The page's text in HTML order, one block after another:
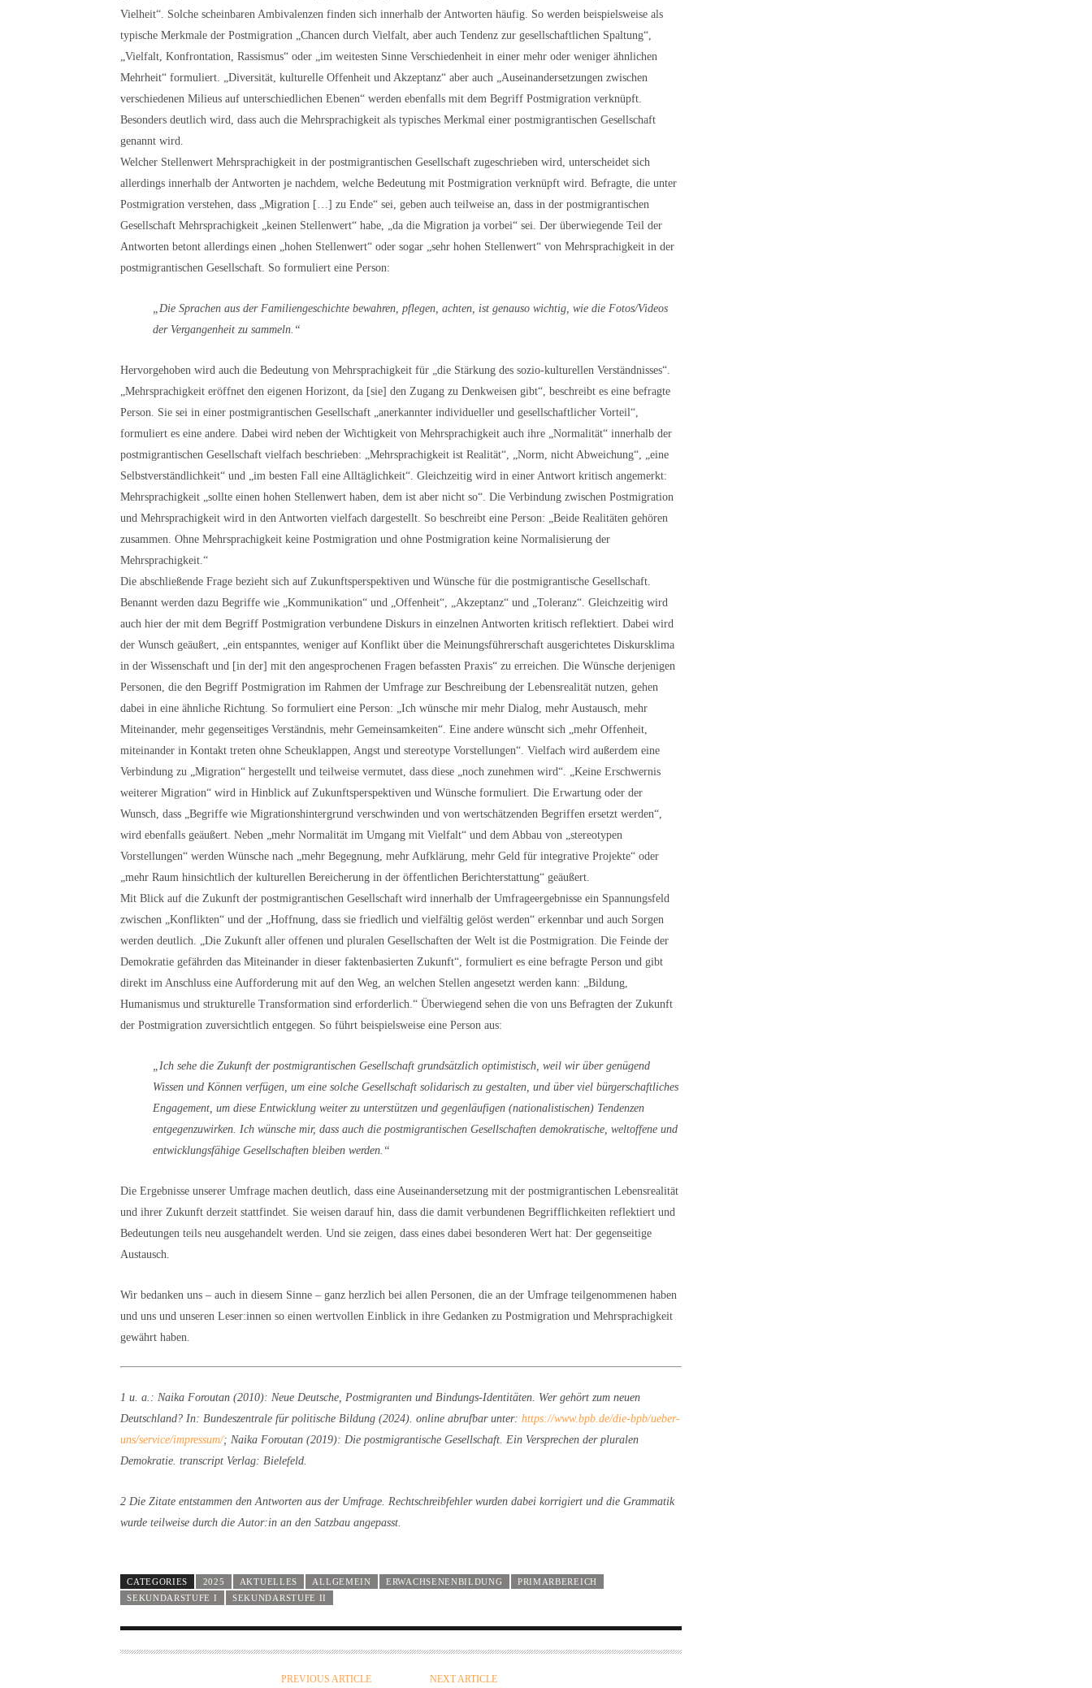
Vielheit“. Solche scheinbaren Ambivalenzen finden sich innerhalb der Antworten häufig. So werden beispielsweise als
typische Merkmale der Postmigration „Chancen durch Vielfalt, aber auch Tendenz zur gesellschaftlichen Spaltung“,
„Vielfalt, Konfrontation, Rassismus“ oder „im weitesten Sinne Verschiedenheit in einer mehr oder weniger ähnlichen
Mehrheit“ formuliert. „Diversität, kulturelle Offenheit und Akzeptanz“ aber auch „Auseinandersetzungen zwischen
verschiedenen Milieus auf unterschiedlichen Ebenen“ werden ebenfalls mit dem Begriff Postmigration verknüpft.
Besonders deutlich wird, dass auch die Mehrsprachigkeit als typisches Merkmal einer postmigrantischen Gesellschaft
genannt wird.
Welcher Stellenwert Mehrsprachigkeit in der postmigrantischen Gesellschaft zugeschrieben wird, unterscheidet sich
allerdings innerhalb der Antworten je nachdem, welche Bedeutung mit Postmigration verknüpft wird. Befragte, die unter
Postmigration verstehen, dass „Migration […] zu Ende“ sei, geben auch teilweise an, dass in der postmigrantischen
Gesellschaft Mehrsprachigkeit „keinen Stellenwert“ habe, „da die Migration ja vorbei“ sei. Der überwiegende Teil der
Antworten betont allerdings einen „hohen Stellenwert“ oder sogar „sehr hohen Stellenwert“ von Mehrsprachigkeit in der
postmigrantischen Gesellschaft. So formuliert eine Person:
„Die Sprachen aus der Familiengeschichte bewahren, pflegen, achten, ist genauso wichtig, wie die Fotos/Videos
der Vergangenheit zu sammeln.“
Hervorgehoben wird auch die Bedeutung von Mehrsprachigkeit für „die Stärkung des sozio-kulturellen Verständnisses“.
„Mehrsprachigkeit eröffnet den eigenen Horizont, da [sie] den Zugang zu Denkweisen gibt“, beschreibt es eine befragte
Person. Sie sei in einer postmigrantischen Gesellschaft „anerkannter individueller und gesellschaftlicher Vorteil“,
formuliert es eine andere. Dabei wird neben der Wichtigkeit von Mehrsprachigkeit auch ihre „Normalität“ innerhalb der
postmigrantischen Gesellschaft vielfach beschrieben: „Mehrsprachigkeit ist Realität“, „Norm, nicht Abweichung“, „eine
Selbstverständlichkeit“ und „im besten Fall eine Alltäglichkeit“. Gleichzeitig wird in einer Antwort kritisch angemerkt:
Mehrsprachigkeit „sollte einen hohen Stellenwert haben, dem ist aber nicht so“. Die Verbindung zwischen Postmigration
und Mehrsprachigkeit wird in den Antworten vielfach dargestellt. So beschreibt eine Person: „Beide Realitäten gehören
zusammen. Ohne Mehrsprachigkeit keine Postmigration und ohne Postmigration keine Normalisierung der
Mehrsprachigkeit.“
Die abschließende Frage bezieht sich auf Zukunftsperspektiven und Wünsche für die postmigrantische Gesellschaft.
Benannt werden dazu Begriffe wie „Kommunikation“ und „Offenheit“, „Akzeptanz“ und „Toleranz“. Gleichzeitig wird
auch hier der mit dem Begriff Postmigration verbundene Diskurs in einzelnen Antworten kritisch reflektiert. Dabei wird
der Wunsch geäußert, „ein entspanntes, weniger auf Konflikt über die Meinungsführerschaft ausgerichtetes Diskursklima
in der Wissenschaft und [in der] mit den angesprochenen Fragen befassten Praxis“ zu erreichen. Die Wünsche derjenigen
Personen, die den Begriff Postmigration im Rahmen der Umfrage zur Beschreibung der Lebensrealität nutzen, gehen
dabei in eine ähnliche Richtung. So formuliert eine Person: „Ich wünsche mir mehr Dialog, mehr Austausch, mehr
Miteinander, mehr gegenseitiges Verständnis, mehr Gemeinsamkeiten“. Eine andere wünscht sich „mehr Offenheit,
miteinander in Kontakt treten ohne Scheuklappen, Angst und stereotype Vorstellungen“. Vielfach wird außerdem eine
Verbindung zu „Migration“ hergestellt und teilweise vermutet, dass diese „noch zunehmen wird“. „Keine Erschwernis
weiterer Migration“ wird in Hinblick auf Zukunftsperspektiven und Wünsche formuliert. Die Erwartung oder der
Wunsch, dass „Begriffe wie Migrationshintergrund verschwinden und von wertschätzenden Begriffen ersetzt werden“,
wird ebenfalls geäußert. Neben „mehr Normalität im Umgang mit Vielfalt“ und dem Abbau von „stereotypen
Vorstellungen“ werden Wünsche nach „mehr Begegnung, mehr Aufklärung, mehr Geld für integrative Projekte“ oder
„mehr Raum hinsichtlich der kulturellen Bereicherung in der öffentlichen Berichterstattung“ geäußert.
Mit Blick auf die Zukunft der postmigrantischen Gesellschaft wird innerhalb der Umfrageergebnisse ein Spannungsfeld
zwischen „Konflikten“ und der „Hoffnung, dass sie friedlich und vielfältig gelöst werden“ erkennbar und auch Sorgen
werden deutlich. „Die Zukunft aller offenen und pluralen Gesellschaften der Welt ist die Postmigration. Die Feinde der
Demokratie gefährden das Miteinander in dieser faktenbasierten Zukunft“, formuliert es eine befragte Person und gibt
direkt im Anschluss eine Aufforderung mit auf den Weg, an welchen Stellen angesetzt werden kann: „Bildung,
Humanismus und strukturelle Transformation sind erforderlich.“ Überwiegend sehen die von uns Befragten der Zukunft
der Postmigration zuversichtlich entgegen. So führt beispielsweise eine Person aus:
„Ich sehe die Zukunft der postmigrantischen Gesellschaft grundsätzlich optimistisch, weil wir über genügend
Wissen und Können verfügen, um eine solche Gesellschaft solidarisch zu gestalten, und über viel bürgerschaftliches
Engagement, um diese Entwicklung weiter zu unterstützen und gegenläufigen (nationalistischen) Tendenzen
entgegenzuwirken. Ich wünsche mir, dass auch die postmigrantischen Gesellschaften demokratische, weltoffene und
entwicklungsfähige Gesellschaften bleiben werden.“
Die Ergebnisse unserer Umfrage machen deutlich, dass eine Auseinandersetzung mit der postmigrantischen Lebensrealität
und ihrer Zukunft derzeit stattfindet. Sie weisen darauf hin, dass die damit verbundenen Begrifflichkeiten reflektiert und
Bedeutungen teils neu ausgehandelt werden. Und sie zeigen, dass eines dabei besonderen Wert hat: Der gegenseitige
Austausch.
Wir bedanken uns – auch in diesem Sinne – ganz herzlich bei allen Personen, die an der Umfrage teilgenommenen haben
und uns und unseren Leser:innen so einen wertvollen Einblick in ihre Gedanken zu Postmigration und Mehrsprachigkeit
gewährt haben.
1 u. a.: Naika Foroutan (2010): Neue Deutsche, Postmigranten und Bindungs-Identitäten. Wer gehört zum neuen
Deutschland? In: Bundeszentrale für politische Bildung (2024). online abrufbar unter: https://www.bpb.de/die-bpb/ueber-
uns/service/impressum/; Naika Foroutan (2019): Die postmigrantische Gesellschaft. Ein Versprechen der pluralen
Demokratie. transcript Verlag: Bielefeld.
2 Die Zitate entstammen den Antworten aus der Umfrage. Rechtschreibfehler wurden dabei korrigiert und die Grammatik
wurde teilweise durch die Autor:in an den Satzbau angepasst.
CATEGORIES 2025 AKTUELLES ALLGEMEIN ERWACHSENENBILDUNG
PRIMARBEREICH
SEKUNDARSTUFE I
SEKUNDARSTUFE II
PREVIOUS ARTICLE NEXT ARTICLE